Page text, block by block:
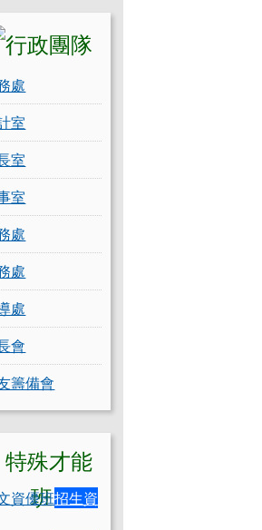
處
室
室
室
處
處
處
會
籌備會
資優班招生資